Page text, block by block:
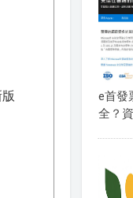
e首發
全？